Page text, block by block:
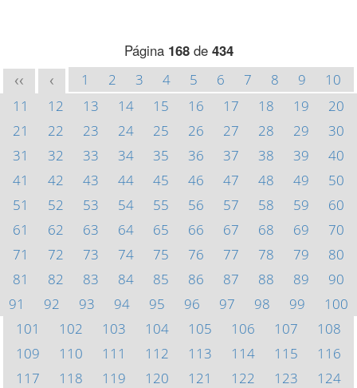
Página 168de 434
<< < 1 2 3 4 5 6 7 8 9
10
11
12 13 14 15 16 17 18 19
20
21
22 23 24 25 26 27 28 29
30
31
32 33 34 35 36 37 38 39
40
41
42 43 44 45 46 47 48 49
50
51
52 53 54 55 56 57 58 59
60
61
62 63 64 65 66 67 68 69
70
71
72 73 74 75 76 77 78 79
80
81
82 83 84 85 86 87 88 89
90
91
92 93 94 95 96 97 98 99
100
101
102 103 104 105 106 107
108
109
110 111 112 113 114 115
116
117
118 119 120 121 122 123
124